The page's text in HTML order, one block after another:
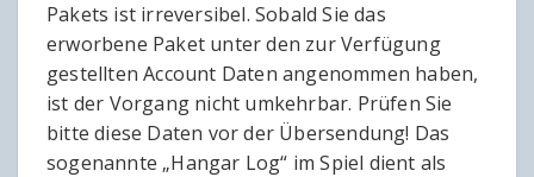
Pakets ist irreversibel. Sobald Sie das
erworbene Paket unter den zur Verfügung
gestellten Account Daten angenommen haben,
ist der Vorgang nicht umkehrbar. Prüfen Sie
bitte diese Daten vor der Übersendung! Das
sogenannte „Hangar Log“ im Spiel dient als